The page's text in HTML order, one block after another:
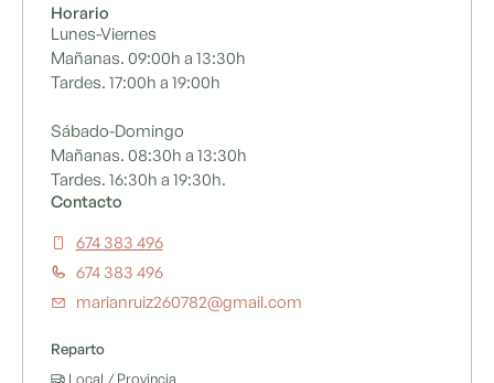
Horario
Lunes-Viernes
Mañanas. 09:00h a 13:30h
Tardes. 17:00h a 19:00h
Sábado-Domingo
Mañanas. 08:30h a 13:30h
Tardes. 16:30h a 19:30h.
Contacto
674 383 496
674 383 496
marianruiz260782@gmail.com
Reparto
Local / Provincia